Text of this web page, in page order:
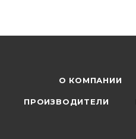
О КОМПАНИИ
ПРОИЗВОДИТЕЛИ